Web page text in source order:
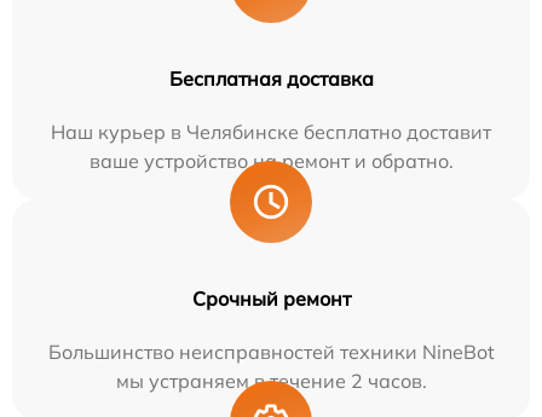
Бесплатная доставка
Наш курьер в Челябинске бесплатно доставит
ваше устройство на ремонт и обратно.
Срочный ремонт
Большинство неисправностей техники NineBot
мы устраняем в течение 2 часов.